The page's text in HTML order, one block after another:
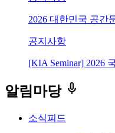
2026 대한민국 공간
공지사항
[KIA Seminar] 2026
알림마당 keyboard_voice
소식피드